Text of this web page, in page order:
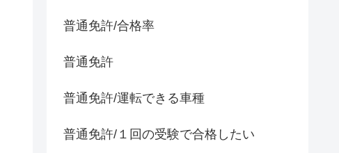
普通免許/合格率
普通免許
普通免許/運転できる車種
普通免許/１回の受験で合格したい